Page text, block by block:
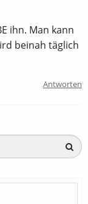
ihn. Man kann
beinah täglich
Antworten